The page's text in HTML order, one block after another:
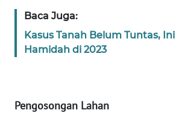
Baca Juga:
Kasus Tanah Belum Tuntas,
Hamidah di 2023
Pengosongan Lahan
WN
RIAU